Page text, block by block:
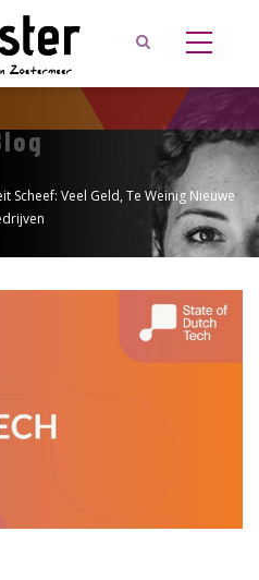
Scheef: Veel Geld, Te Weinig Nieuwe